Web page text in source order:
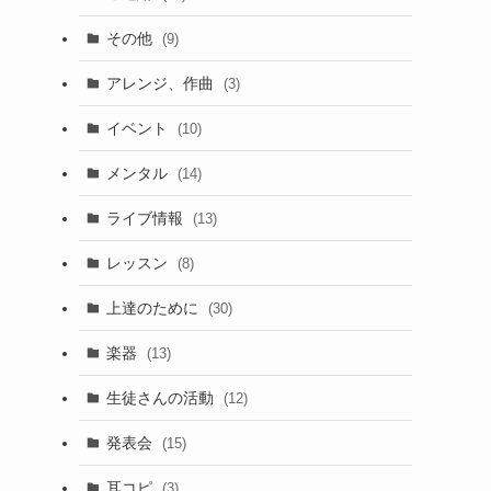
その他 (9)
アレンジ、作曲 (3)
イベント (10)
メンタル (14)
ライブ情報 (13)
レッスン (8)
上達のために (30)
楽器 (13)
生徒さんの活動 (12)
発表会 (15)
耳コピ (3)